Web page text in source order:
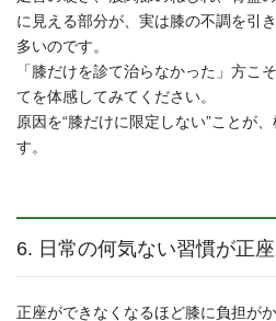
に見える部分が、実は膝の不調を引
多いのです。
「膝だけを診て治らなかった」方こ
てを体感してみてください。
原因を“膝だけに限定しない”ことが
す。
6. 日常の何気ない習慣が正
正座ができなくなるほど膝に負担が